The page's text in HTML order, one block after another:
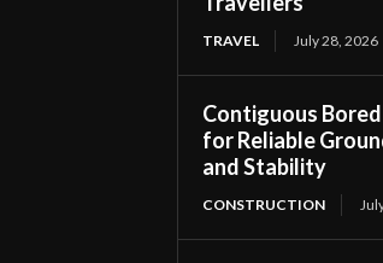
TRAVEL July 28, 2026
Contiguous
for Reliable
and Stability
CONSTRUCTION